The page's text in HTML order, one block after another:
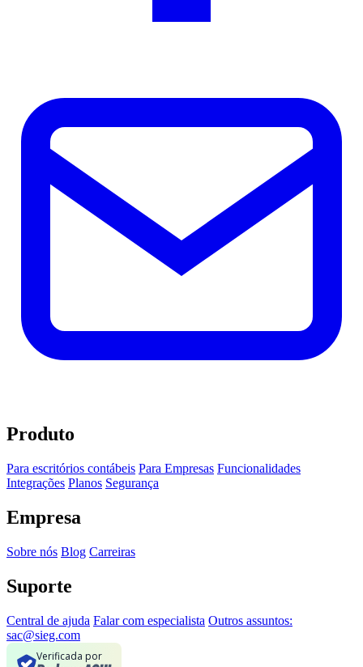
Produto
Para escritórios contábeis Para Empresas Funcionalidades
Integrações Planos Segurança
Empresa
Sobre nós Blog Carreiras
Suporte
Central de ajuda Falar com especialista Outros assuntos:
sac@sieg.com
Verificada por